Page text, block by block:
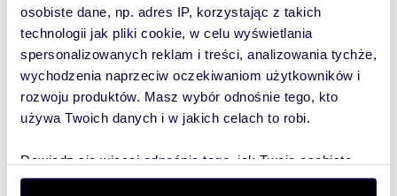
osobiste dane, np. adres IP, korzystając z takich
technologii jak pliki cookie, w celu wyświetlania
spersonalizowanych reklam i treści, analizowania tychże,
wychodzenia naprzeciw oczekiwaniom użytkowników i
rozwoju produktów. Masz wybór odnośnie tego, kto
używa Twoich danych i w jakich celach to robi.
Dowiedz się więcej odnośnie tego, jak Twoje osobiste
dane są przetwarzane oraz ustaw własne preferencje w
Numer oferty: 10274-20
Nr licencji zawodowej: 3784